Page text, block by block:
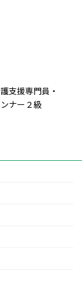
援専門員・
ナー２級